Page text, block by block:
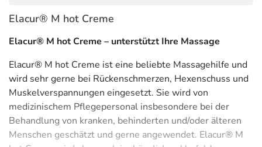
Elacur® M hot Creme
Elacur® M hot Creme – unterstützt Ihre Massage
Elacur® M hot Creme ist eine beliebte Massagehilfe und
wird sehr gerne bei Rückenschmerzen, Hexenschuss und
Muskelverspannungen eingesetzt. Sie wird von
medizinischem Pflegepersonal insbesondere bei der
Behandlung von kranken, behinderten und/oder älteren
Menschen geschätzt und gerne angewendet. Elacur® M